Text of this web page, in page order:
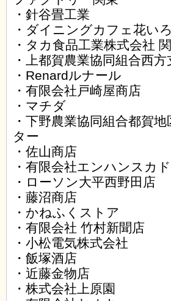
・針谷畳工業
・ダイニングカフェ花いろ
・タカ食品工業株式会社
・上都賀農業協同組合西方
・Renardルナール
・有限会社戸崎屋商店
・マチダ
・下野農業協同組合都賀
ター
・佐山商店
・有限会社エンハンスカ
・ローソン大平西野田店
・藤沼商店
・かねふくストア
・有限会社 竹村新聞店
・小松電気株式会社
・飯塚酒店
・近藤金物店
・株式会社上原園